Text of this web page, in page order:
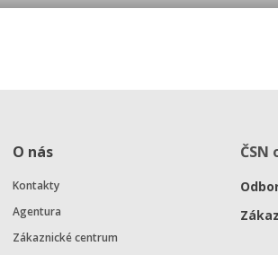
O nás
Kontakty
Agentura
Zákaznické centrum
ČSN